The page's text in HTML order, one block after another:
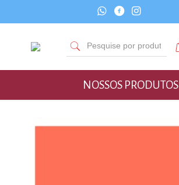
NOSSOS PRODUTOS